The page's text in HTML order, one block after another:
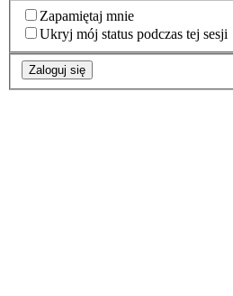
Zapamiętaj mnie
Ukryj mój status podczas tej sesji